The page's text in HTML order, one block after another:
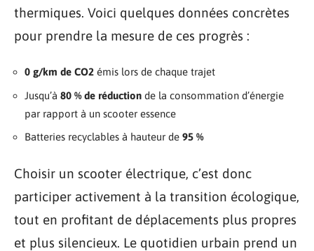
thermiques. Voici quelques données concrètes
pour prendre la mesure de ces progrès :
0 g/km de CO2 émis lors de chaque trajet
Jusqu’à 80 % de réduction de la consommation d’énergie
par rapport à un scooter essence
Batteries recyclables à hauteur de 95 %
Choisir un scooter électrique, c’est donc
participer activement à la transition écologique,
tout en profitant de déplacements plus propres
et plus silencieux. Le quotidien urbain prend un